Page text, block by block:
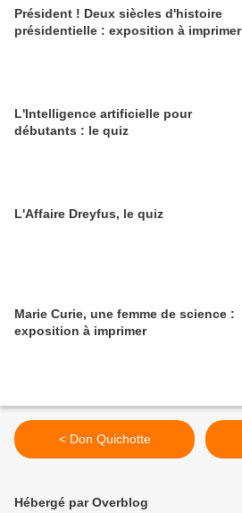
Président ! Deux siècles d'histoire
présidentielle : exposition à imprimer
L'Intelligence artificielle pour
débutants : le quiz
L'Affaire Dreyfus, le quiz
Marie Curie, une femme de science :
exposition à imprimer
< Don Quichotte
Hébergé par Overblog